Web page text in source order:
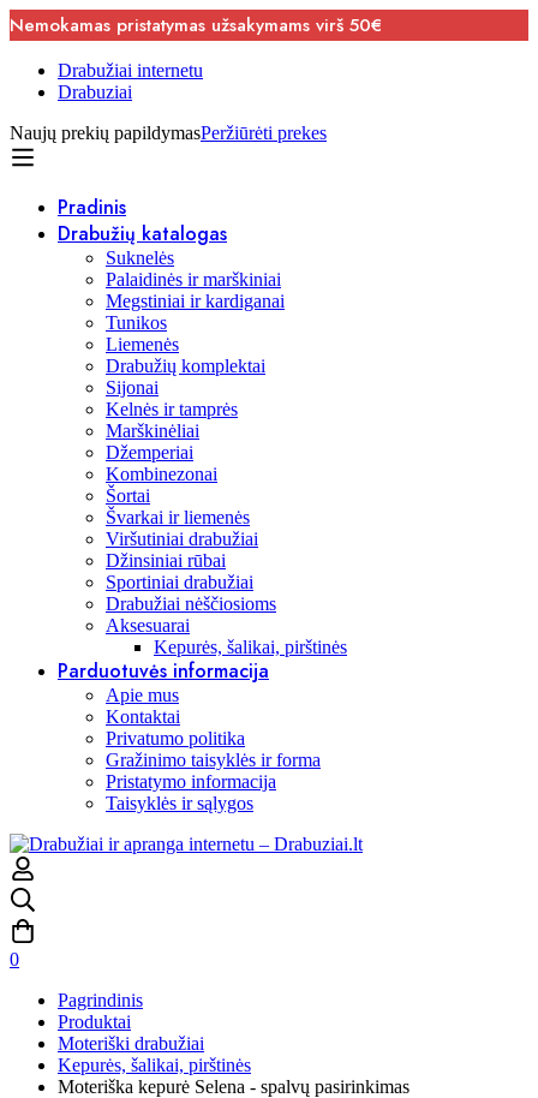
Nemokamas pristatymas užsakymams virš 50€
Drabužiai internetu
Drabuziai
Naujų prekių papildymasPeržiūrėti prekes
Pradinis
Drabužių katalogas
Suknelės
Palaidinės ir marškiniai
Megstiniai ir kardiganai
Tunikos
Liemenės
Drabužių komplektai
Sijonai
Kelnės ir tamprės
Marškinėliai
Džemperiai
Kombinezonai
Šortai
Švarkai ir liemenės
Viršutiniai drabužiai
Džinsiniai rūbai
Sportiniai drabužiai
Drabužiai nėščiosioms
Aksesuarai
Kepurės, šalikai, pirštinės
Parduotuvės informacija
Apie mus
Kontaktai
Privatumo politika
Gražinimo taisyklės ir forma
Pristatymo informacija
Taisyklės ir sąlygos
0
Pagrindinis
Produktai
Moteriški drabužiai
Kepurės, šalikai, pirštinės
Moteriška kepurė Selena - spalvų pasirinkimas